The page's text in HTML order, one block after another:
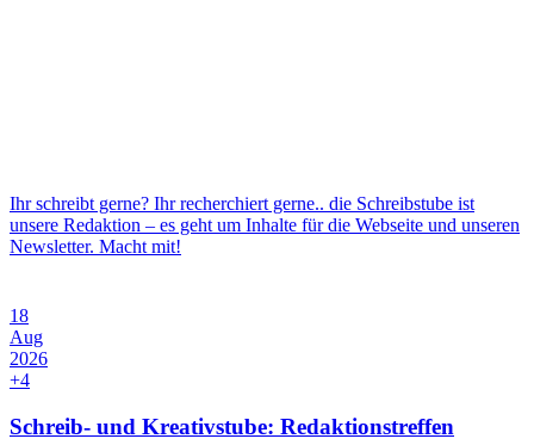
Ihr schreibt gerne? Ihr recherchiert gerne.. die Schreibstube ist
unsere Redaktion – es geht um Inhalte für die Webseite und unseren
Newsletter. Macht mit!
18
Aug
2026
+4
Schreib- und Kreativstube: Redaktionstreffen